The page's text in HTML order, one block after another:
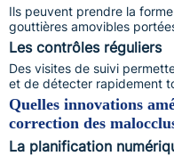
Ils peuvent prendre la
gouttières amovibles
Les contrôles réguliers
Des visites de suivi
et de détecter rapidement
Quelles innovations
correction des
La planification